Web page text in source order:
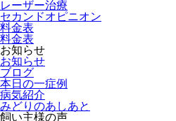
レーザー治療
セカンドオピニオン
料金表
料金表
お知らせ
お知らせ
ブログ
本日の一症例
病気紹介
みどりのあしあと
飼い主様の声